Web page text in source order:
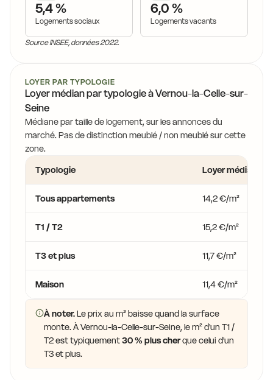
5,4 %
Logements sociaux
6,0 %
Logements vacants
Source INSEE, données 2022.
LOYER PAR TYPOLOGIE
Loyer médian par typologie à Vernou-la-Celle-sur-
Seine
Médiane par taille de logement, sur les annonces du
marché. Pas de distinction meublé / non meublé sur cette
zone.
Typologie
Loyer médian
Tous appartements 14,2 €/m²
T1 / T2 15,2 €/m²
T3 et plus 11,7 €/m²
Maison 11,4 €/m²
À noter.Le prix au m² baisse quand la surface
monte. À Vernou-la-Celle-sur-Seine, le m² d'un T1 /
T2 est typiquement30 % plus cherque celui d'un
T3 et plus.